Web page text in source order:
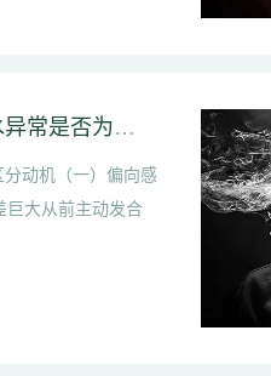
对象刻意减少合照代表出轨心虚吗｜银行卡流水异常是否为出轨开销
动机（一）偏向感
巨大从前主动发合